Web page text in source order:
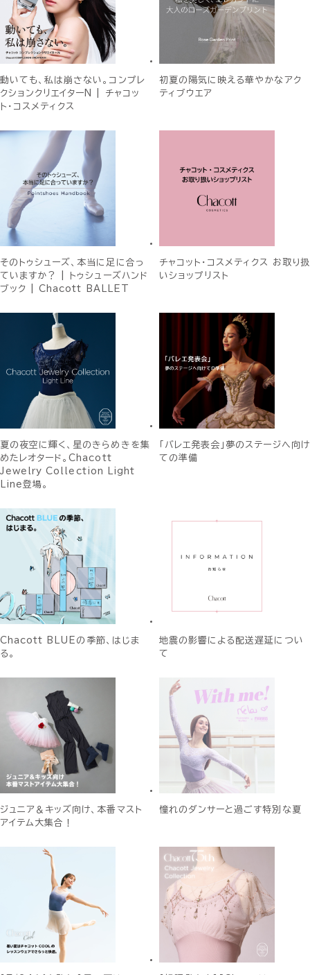
動いても、私は崩さない。コンプレ
クションクリエイターN | チャコッ
ト・コスメティクス
初夏の陽気に映える華やかなアク
ティブウエア
そのトゥシューズ、本当に足に合っ
ていますか？ | トゥシューズハンド
ブック | Chacott BALLET
チャコット・コスメティクス お取り扱
いショップリスト
夏の夜空に輝く、星のきらめきを集
めたレオタード。Chacott
Jewelry Collection Light
Line登場。
「バレエ発表会」夢のステージへ向け
ての準備
Chacott BLUEの季節、はじま
る。
地震の影響による配送遅延につい
て
ジュニア＆キッズ向け、本番マスト
アイテム大集合！
憧れのダンサーと過ごす特別な夏